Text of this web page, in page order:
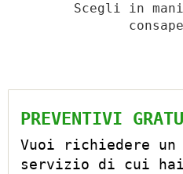
Scegli in
PREVENTIVI
Vuoi richiedere un
servizio di cui hai